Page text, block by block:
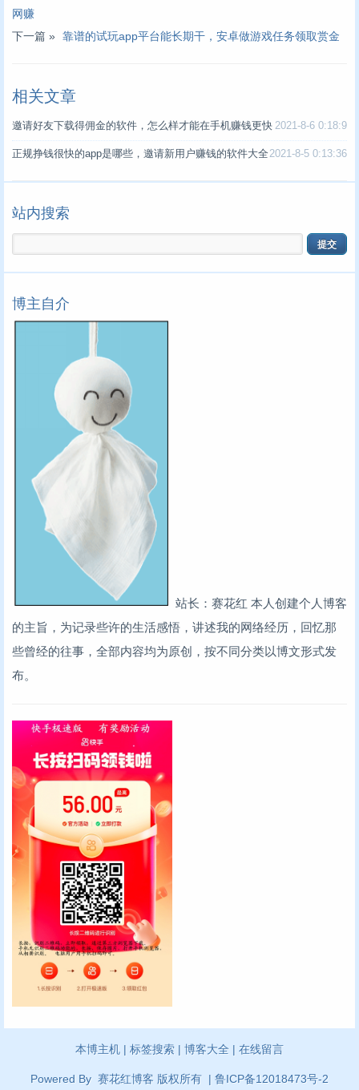
网赚
下一篇 » 靠谱的试玩app平台能长期干，安卓做游戏任务领取赏金
相关文章
2021-8-6 0:18:9
邀请好友下载得佣金的软件，怎么样才能在手机赚钱更快
2021-8-5 0:13:36
正规挣钱很快的app是哪些，邀请新用户赚钱的软件大全
站内搜索
博主自介
站长：赛花红 本人创建个人博客
的主旨，为记录些许的生活感悟，讲述我的网络经历，回忆那
些曾经的往事，全部内容均为原创，按不同分类以博文形式发
布。
本博主机 | 标签搜索 | 博客大全 | 在线留言
Powered By 赛花红博客 版权所有 | 鲁ICP备12018473号-2